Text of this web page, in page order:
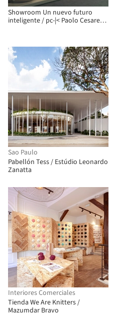
Showroom Un nuevo futuro
inteligente / pc-|< Paolo Cesaretti
Sao Paulo
Pabellón Tess / Estúdio Leonardo
Zanatta
Interiores Comerciales
Tienda We Are Knitters /
Mazumdar Bravo